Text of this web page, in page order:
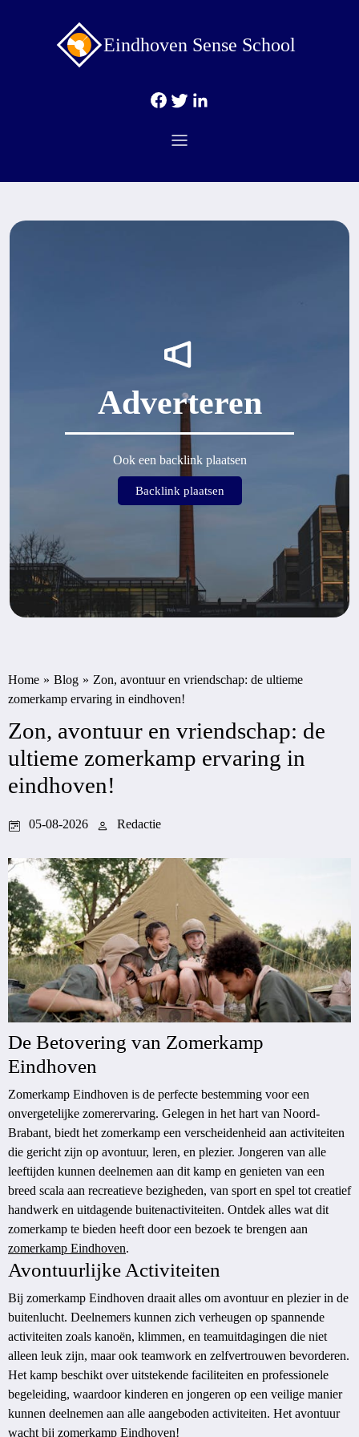
Eindhoven Sense School
Adverteren
Ook een backlink plaatsen
Backlink plaatsen
Home » Blog » Zon, avontuur en vriendschap: de ultieme
zomerkamp ervaring in eindhoven!
Zon, avontuur en vriendschap: de
ultieme zomerkamp ervaring in
eindhoven!
05-08-2026 Redactie
De Betovering van Zomerkamp
Eindhoven
Zomerkamp Eindhoven is de perfecte bestemming voor een
onvergetelijke zomerervaring. Gelegen in het hart van Noord-
Brabant, biedt het zomerkamp een verscheidenheid aan activiteiten
die gericht zijn op avontuur, leren, en plezier. Jongeren van alle
leeftijden kunnen deelnemen aan dit kamp en genieten van een
breed scala aan recreatieve bezigheden, van sport en spel tot creatief
handwerk en uitdagende buitenactiviteiten. Ontdek alles wat dit
zomerkamp te bieden heeft door een bezoek te brengen aan
zomerkamp Eindhoven.
Avontuurlijke Activiteiten
Bij zomerkamp Eindhoven draait alles om avontuur en plezier in de
buitenlucht. Deelnemers kunnen zich verheugen op spannende
activiteiten zoals kanoën, klimmen, en teamuitdagingen die niet
alleen leuk zijn, maar ook teamwork en zelfvertrouwen bevorderen.
Het kamp beschikt over uitstekende faciliteiten en professionele
begeleiding, waardoor kinderen en jongeren op een veilige manier
kunnen deelnemen aan alle aangeboden activiteiten. Het avontuur
wacht bij zomerkamp Eindhoven!